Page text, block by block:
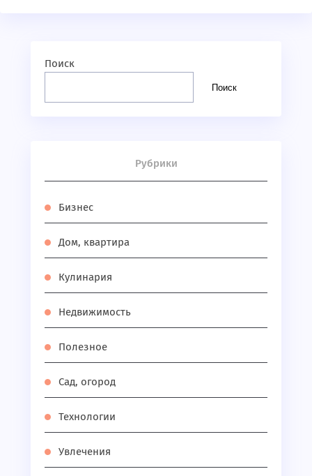
Поиск
Поиск
Рубрики
Бизнес
Дом, квартира
Кулинария
Недвижимость
Полезное
Сад, огород
Технологии
Увлечения